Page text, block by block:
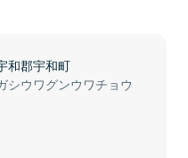
和郡宇和町
シウワグンウワチョウ